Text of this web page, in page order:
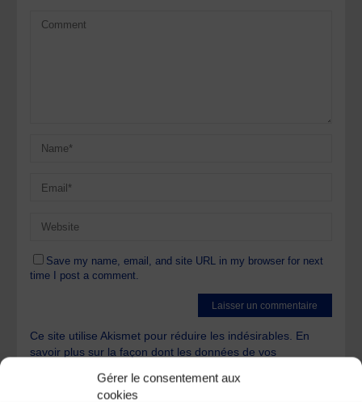
Gérer le consentement aux
cookies
Save my name, email, and site URL in my browser for next
time I post a comment.
Ce site utilise Akismet pour réduire les indésirables. En
savoir plus sur la façon dont les données de vos